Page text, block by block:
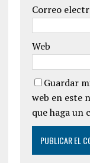
Correo
Web
Guardar
web en este
que haga un